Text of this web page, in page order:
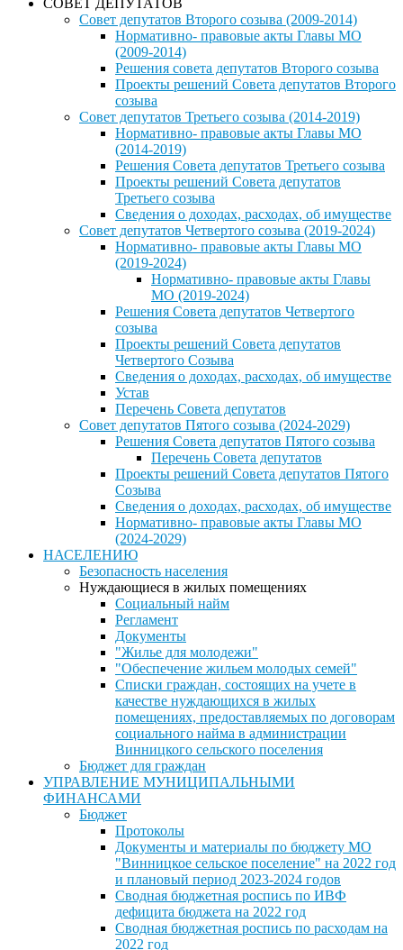
СОВЕТ ДЕПУТАТОВ
Совет депутатов Второго созыва (2009-2014)
Нормативно- правовые акты Главы МО
(2009-2014)
Решения совета депутатов Второго созыва
Проекты решений Совета депутатов Второго
созыва
Совет депутатов Третьего созыва (2014-2019)
Нормативно- правовые акты Главы МО
(2014-2019)
Решения Совета депутатов Третьего созыва
Проекты решений Совета депутатов
Третьего созыва
Сведения о доходах, расходах, об имуществе
Совет депутатов Четвертого созыва (2019-2024)
Нормативно- правовые акты Главы МО
(2019-2024)
Нормативно- правовые акты Главы
МО (2019-2024)
Решения Совета депутатов Четвертого
созыва
Проекты решений Совета депутатов
Четвертого Созыва
Сведения о доходах, расходах, об имуществе
Устав
Перечень Совета депутатов
Совет депутатов Пятого созыва (2024-2029)
Решения Совета депутатов Пятого созыва
Перечень Совета депутатов
Проекты решений Совета депутатов Пятого
Созыва
Сведения о доходах, расходах, об имуществе
Нормативно- правовые акты Главы МО
(2024-2029)
НАСЕЛЕНИЮ
Безопасность населения
Нуждающиеся в жилых помещениях
Социальный найм
Регламент
Документы
"Жилье для молодежи"
"Обеспечение жильем молодых семей"
Списки граждан, состоящих на учете в
качестве нуждающихся в жилых
помещениях, предоставляемых по договорам
социального найма в администрации
Винницкого сельского поселения
Бюджет для граждан
УПРАВЛЕНИЕ МУНИЦИПАЛЬНЫМИ
ФИНАНСАМИ
Бюджет
Протоколы
Документы и материалы по бюджету МО
"Винницкое сельское поселение" на 2022 год
и плановый период 2023-2024 годов
Сводная бюджетная роспись по ИВФ
дефицита бюджета на 2022 год
Сводная бюджетная роспись по расходам на
2022 год